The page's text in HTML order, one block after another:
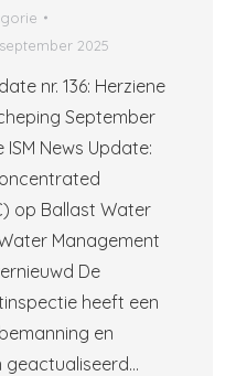
2025
nr. 136: Herziene
September
News Update:
op Ballast Water
Management
De
heeft een
en